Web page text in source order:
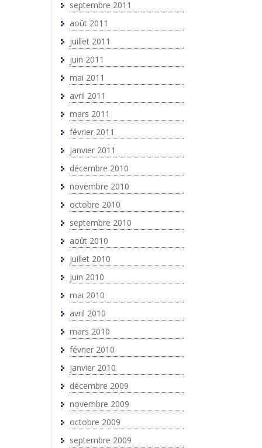
septembre 2011
août 2011
juillet 2011
juin 2011
mai 2011
avril 2011
mars 2011
février 2011
janvier 2011
décembre 2010
novembre 2010
octobre 2010
septembre 2010
août 2010
juillet 2010
juin 2010
mai 2010
avril 2010
mars 2010
février 2010
janvier 2010
décembre 2009
novembre 2009
octobre 2009
septembre 2009